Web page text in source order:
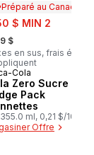
Préparé au Canada
$ MIN 2
$
en sus, frais éco
au Canada
Cola
Zero Sucre
Pack
ml, 0,21 $/100ml
Offre